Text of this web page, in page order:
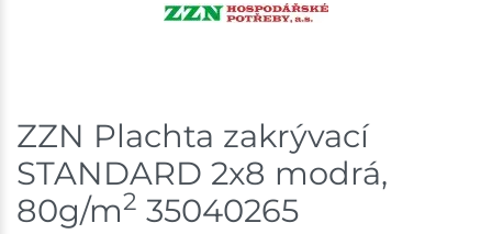
Skladem na prodejně - doručení do 7 dnů
Bystřice
ZZN Plachta zakrývací
STANDARD 2x8 modrá,
80g/m2 35040265